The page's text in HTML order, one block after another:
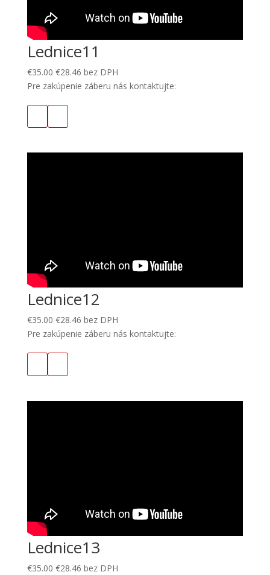
Lednice11
€35.00 €28.46 bez DPH
Pre zakúpenie záberu nás kontaktujte:
Lednice12
€35.00 €28.46 bez DPH
Pre zakúpenie záberu nás kontaktujte:
Lednice13
€35.00 €28.46 bez DPH